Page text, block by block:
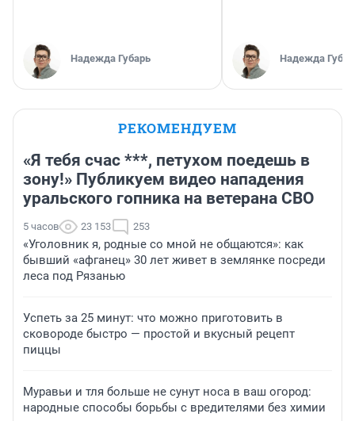
Надежда Губарь Надежда
РЕКОМЕНДУЕМ
«Я тебя счас ***, петухом поедешь в
зону!» Публикуем видео нападения
уральского гопника на ветерана СВО
5 часов 23 153 253
«Уголовник я, родные со мной не общаются»: как
бывший «афганец» 30 лет живет в землянке посреди
леса под Рязанью
Успеть за 25 минут: что можно приготовить в
сковороде быстро — простой и вкусный рецепт
пиццы
Муравьи и тля больше не сунут носа в ваш огород:
народные способы борьбы с вредителями без химии